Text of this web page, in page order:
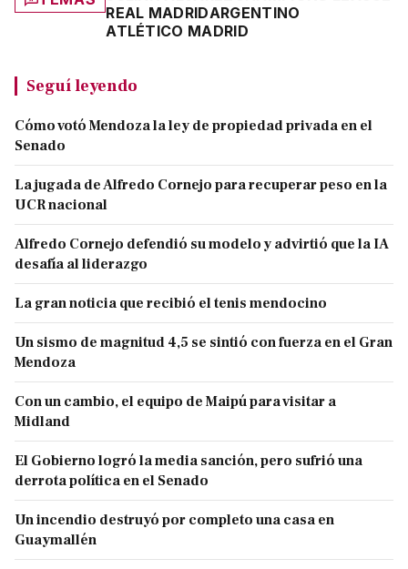
REAL MADRIDARGENTINO
ATLÉTICO MADRID
Seguí leyendo
Cómo votó Mendoza la ley de propiedad privada en el
Senado
La jugada de Alfredo Cornejo para recuperar peso en la
UCR nacional
Alfredo Cornejo defendió su modelo y advirtió que la IA
desafía al liderazgo
La gran noticia que recibió el tenis mendocino
Un sismo de magnitud 4,5 se sintió con fuerza en el Gran
Mendoza
Con un cambio, el equipo de Maipú para visitar a
Midland
El Gobierno logró la media sanción, pero sufrió una
derrota política en el Senado
Un incendio destruyó por completo una casa en
Guaymallén